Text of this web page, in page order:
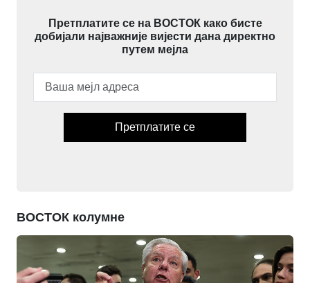
Претплатите се на ВОСТОК како бисте
добијали најважније вијести дана директно
путем мејла
Претплатите се
ВОСТОК колумне